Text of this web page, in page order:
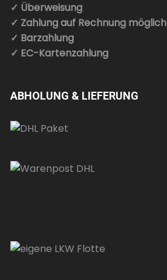
✓ Überweisung
✓ Zahlung auf Rechnung möglich
✓ Barzahlung
✓ EC-Kartenzahlung
ABHOLUNG & LIEFERUNG